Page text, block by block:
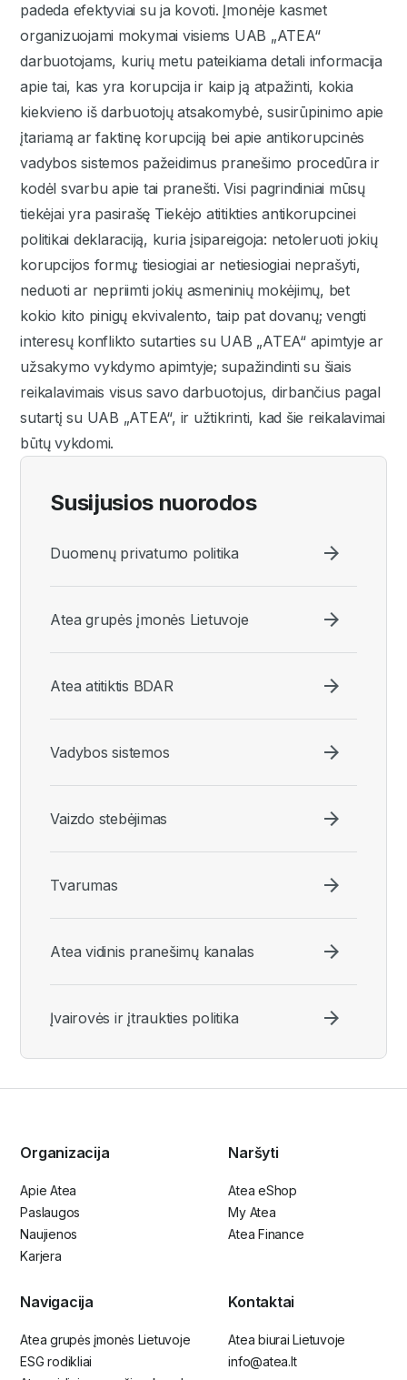
padeda efektyviai su ja kovoti. Įmonėje kasmet
organizuojami mokymai visiems UAB „ATEA“
darbuotojams, kurių metu pateikiama detali informacija
apie tai, kas yra korupcija ir kaip ją atpažinti, kokia
kiekvieno iš darbuotojų atsakomybė, susirūpinimo apie
įtariamą ar faktinę korupciją bei apie antikorupcinės
vadybos sistemos pažeidimus pranešimo procedūra ir
kodėl svarbu apie tai pranešti. Visi pagrindiniai mūsų
tiekėjai yra pasirašę Tiekėjo atitikties antikorupcinei
politikai deklaraciją, kuria įsipareigoja: netoleruoti jokių
korupcijos formų; tiesiogiai ar netiesiogiai neprašyti,
neduoti ar nepriimti jokių asmeninių mokėjimų, bet
kokio kito pinigų ekvivalento, taip pat dovanų; vengti
interesų konflikto sutarties su UAB „ATEA“ apimtyje ar
užsakymo vykdymo apimtyje; supažindinti su šiais
reikalavimais visus savo darbuotojus, dirbančius pagal
sutartį su UAB „ATEA“, ir užtikrinti, kad šie reikalavimai
būtų vykdomi.
Susijusios nuorodos
Duomenų privatumo politika
Atea grupės įmonės Lietuvoje
Atea atitiktis BDAR
Vadybos sistemos
Vaizdo stebėjimas
Tvarumas
Atea vidinis pranešimų kanalas
Įvairovės ir įtraukties politika
Organizacija
Apie Atea
Paslaugos
Naujienos
Karjera
Naršyti
Atea eShop
My Atea
Atea Finance
Navigacija
Atea grupės įmonės Lietuvoje
ESG rodikliai
Kontaktai
Atea biurai Lietuvoje
info@atea.lt